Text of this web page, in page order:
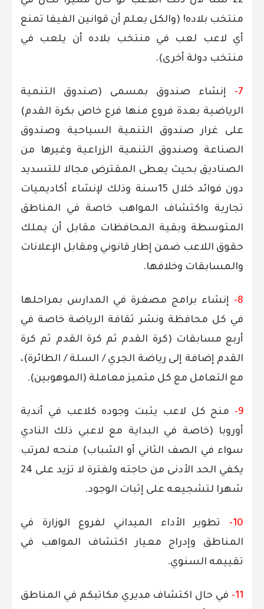
منتخب بلاده! (والكل يعلم أن قوانين الفيفا تمنع
أي لاعب لعب في منتخب بلاده أن يلعب في
منتخب دولة أخرى).
7-
إنشاء صندوق بمسمى (صندوق التنمية
الرياضية بعدة فروع منها فرع خاص بكرة القدم)
على غرار صندوق التنمية السياحية وصندوق
الصناعة وصندوق التنمية الزراعية وغيرها من
الصناديق بحيث يعطى المقترض مجالا للتسديد
دون فوائد خلال 15سنة وذلك لإنشاء أكاديميات
تجارية واكتشاف المواهب خاصة في المناطق
المتوسطة وبقية المحافظات مقابل أن يملك
حقوق اللاعب ضمن إطار قانوني ومقابل الإعلانات
والمسابقات وخلافها.
8-
إنشاء برامج مصغرة في المدارس بمراحلها
في كل محافظة ونشر ثقافة الرياضة خاصة في
أربع مسابقات (كرة القدم ثم كرة القدم ثم كرة
القدم إضافة إلى رياضة الجري / السلة / الطائرة)،
مع التعامل مع كل متميز معاملة (الموهوبين).
9-
منح كل لاعب يثبت وجوده كلاعب في أندية
أوروبا (خاصة في البداية مع لاعبي ذلك النادي
سواء في الصف الثاني أو الشباب) منحه لمرتب
يكفي الحد الأدنى من حاجته ولفترة لا تزيد على 24
شهرا لتشجيعه على إثبات الوجود.
10-
تطوير الأداء الميداني لفروع الوزارة في
المناطق وإدراج معيار اكتشاف المواهب في
تقييمه السنوي.
11-
في حال اكتشاف مديري مكاتبكم في المناطق